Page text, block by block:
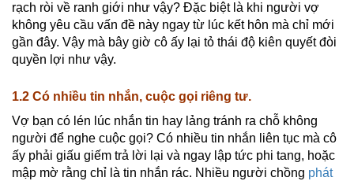
rạch ròi về ranh giới như vậy? Đặc biệt là khi người vợ
không yêu cầu vấn đề này ngay từ lúc kết hôn mà chỉ mới
gần đây. Vậy mà bây giờ cô ấy lại tỏ thái độ kiên quyết đòi
quyền lợi như vậy.
1.2 Có nhiều tin nhắn, cuộc gọi riêng tư.
Vợ bạn có lén lúc nhắn tin hay lảng tránh ra chỗ không
người để nghe cuộc gọi? Có nhiều tin nhắn liên tục mà cô
ấy phải giấu giếm trả lời lại và ngay lập tức phi tang, hoặc
mập mờ rằng chỉ là tin nhắn rác. Nhiều người chồng phát